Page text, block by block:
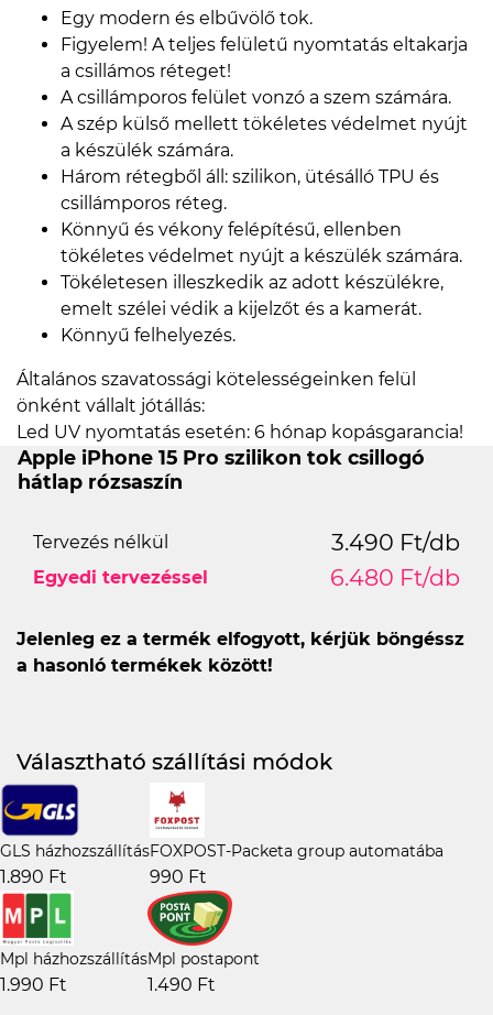
Egy modern és elbűvölő tok.
Figyelem! A teljes felületű nyomtatás eltakarja
a csillámos réteget!
A csillámporos felület vonzó a szem számára.
A szép külső mellett tökéletes védelmet nyújt
a készülék számára.
Három rétegből áll: szilikon, ütésálló TPU és
csillámporos réteg.
Könnyű és vékony felépítésű, ellenben
tökéletes védelmet nyújt a készülék számára.
Tökéletesen illeszkedik az adott készülékre,
emelt szélei védik a kijelzőt és a kamerát.
Könnyű felhelyezés.
Általános szavatossági kötelességeinken felül
önként vállalt jótállás:
Led UV nyomtatás esetén: 6 hónap kopásgarancia!
Apple iPhone 15 Pro szilikon tok csillogó
hátlap rózsaszín
Tervezés nélkül 3.490 Ft/db
Egyedi tervezéssel 6.480 Ft/db
Jelenleg ez a termék elfogyott, kérjük böngéssz
a hasonló termékek között!
Választható szállítási módok
GLS házhozszállítás
1.890 Ft
FOXPOST-Packeta group automatába
990 Ft
Mpl házhozszállítás
1.990 Ft
Mpl postapont
1.490 Ft